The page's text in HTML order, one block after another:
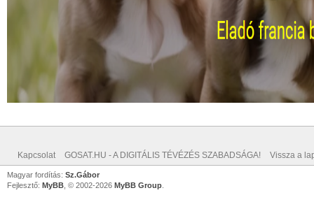
Kapcsolat GOSAT.HU - A DIGITÁLIS TÉVÉZÉS SZABADSÁGA! Vissza a
Magyar fordítás: Sz.Gábor
Fejlesztő: MyBB , © 2002-2026 MyBB Group